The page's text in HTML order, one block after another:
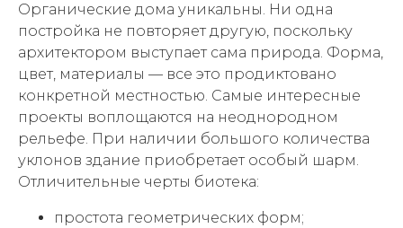
Органические дома уникальны. Ни одна
постройка не повторяет другую, поскольку
архитектором выступает сама природа. Форма,
цвет, материалы — все это продиктовано
конкретной местностью. Самые интересные
проекты воплощаются на неоднородном
рельефе. При наличии большого количества
уклонов здание приобретает особый шарм.
Отличительные черты биотека:
простота геометрических форм;